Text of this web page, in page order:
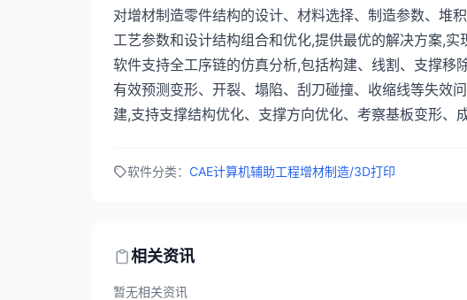
对增材制造零件结构的设计、材料选择、制造参数、堆
工艺参数和设计结构组合和优化,提供最优的解决方案,实
软件支持全工序链的仿真分析,包括构建、线割、支撑移
有效预测变形、开裂、塌陷、刮刀碰撞、收缩线等失效
建,支持支撑结构优化、支撑方向优化、考察基板变形、
软件分类： CAE计算机辅助工程增材制造/3D打印
相关资讯
暂无相关资讯